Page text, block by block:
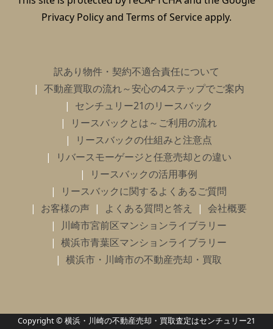
Privacy Policyand Terms of Serviceapply.
訳あり物件・契約不適合責任について
不動産買取の流れ～安心の4ステップでご案内
センチュリー21のリースバック
リースバックとは～ご利用の流れ
リースバックの仕組みと注意点
リバースモーゲージと任意売却との違い
リースバックの活用事例
リースバックに関するよくあるご質問
お客様の声
よくある質問と答え
会社概要
川崎市宮前区マンションライブラリー
横浜市青葉区マンションライブラリー
横浜市・川崎市の不動産売却・買取
Copyright © 横浜・川崎の不動産売却・買取査定はセンチュリー21